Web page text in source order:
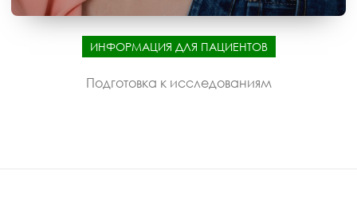
ИНФОРМАЦИЯ ДЛЯ ПАЦИЕНТОВ
Подготовка к исследованиям